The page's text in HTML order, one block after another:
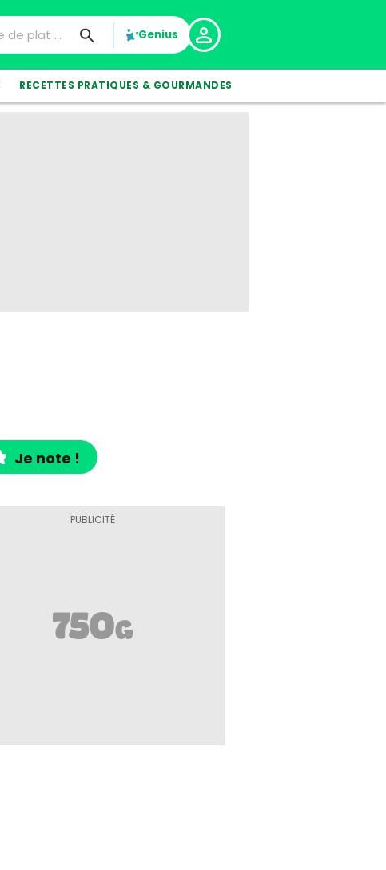
Genius
RECETTES PRATIQUES & GOURMANDES
Je note !